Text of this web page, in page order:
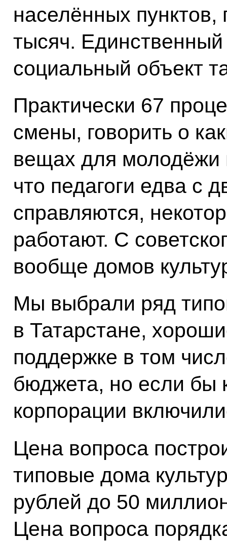
населённых пунктов,
тысяч.
социальный объект
Практически 67
смены, говорить о
вещах для молодёжи
что педагоги едва с
справляются,
работают. С
вообще домов
Мы выбрали ряд
в Татарстане,
поддержке в том
бюджета, но если бы
корпорации
Цена вопроса
типовые дома
рублей до 50
Цена вопроса